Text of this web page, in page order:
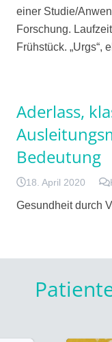
einer Studie/
Forschung.
Frühstück.
Aderlass,
Bedeutung
18. April 2020
Gesundheit durch